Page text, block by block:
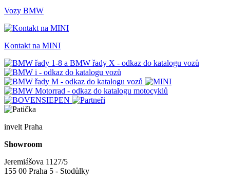
Vozy BMW
Kontakt na MINI
invelt Praha
Showroom
Jeremiášova 1127/5
155 00 Praha 5 - Stodůlky